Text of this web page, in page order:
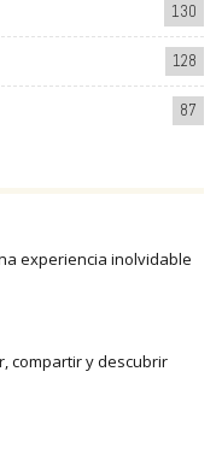
130
128
87
experiencia inolvidable
compartir y descubrir